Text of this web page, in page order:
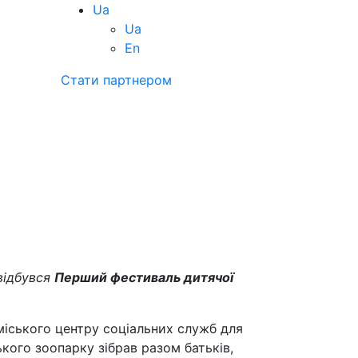
Ua
Ua
En
Стати партнером
Перший фестиваль дитячої
центру соціальних служб для
зоопарку зібрав разом батьків,